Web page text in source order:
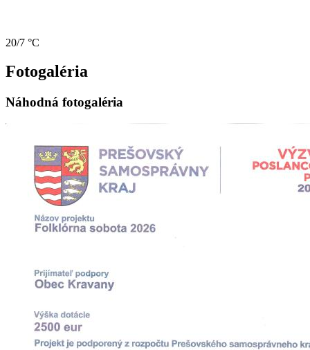
20/7 °C
Fotogaléria
Náhodná fotogaléria